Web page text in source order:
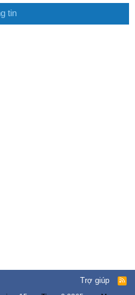
tin
Trợ giúp
R